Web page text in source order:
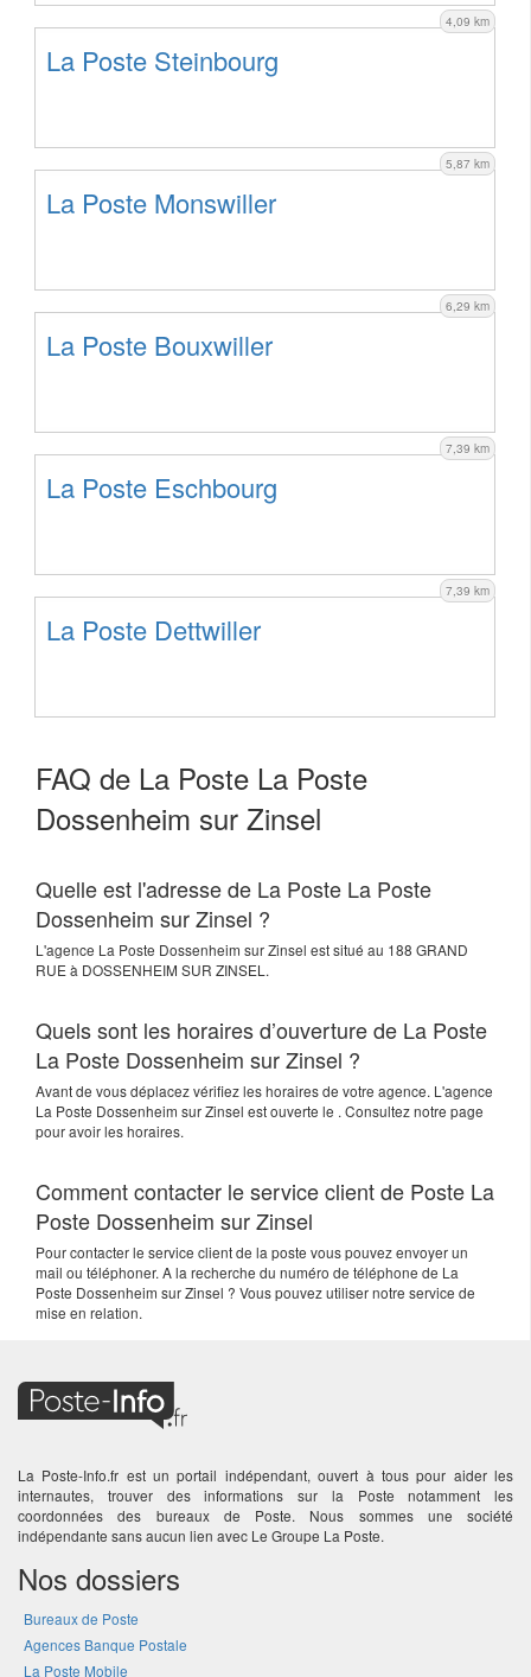
4,09 km
La Poste Steinbourg
5,87 km
La Poste Monswiller
6,29 km
La Poste Bouxwiller
7,39 km
La Poste Eschbourg
7,39 km
La Poste Dettwiller
FAQ de La Poste La Poste
Dossenheim sur Zinsel
Quelle est l'adresse de La Poste La Poste
Dossenheim sur Zinsel ?
L'agence La Poste Dossenheim sur Zinsel est situé au 188 GRAND
RUE à DOSSENHEIM SUR ZINSEL .
Quels sont les horaires d’ouverture de La Poste
La Poste Dossenheim sur Zinsel ?
Avant de vous déplacez vérifiez les horaires de votre agence. L'agence
La Poste Dossenheim sur Zinsel est ouverte le . Consultez notre page
pour avoir les horaires.
Comment contacter le service client de Poste La
Poste Dossenheim sur Zinsel
Pour contacter le service client de la poste vous pouvez envoyer un
mail ou téléphoner. A la recherche du numéro de téléphone de La
Poste Dossenheim sur Zinsel ? Vous pouvez utiliser notre service de
mise en relation.
La Poste-Info.fr est un portail indépendant, ouvert à tous pour aider les
internautes, trouver des informations sur la Poste notamment les
coordonnées des bureaux de Poste. Nous sommes une société
indépendante sans aucun lien avec Le Groupe La Poste.
Nos dossiers
Bureaux de Poste
Agences Banque Postale
La Poste Mobile